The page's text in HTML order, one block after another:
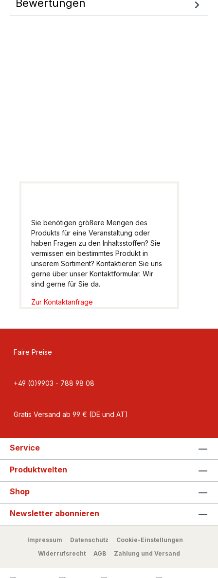
Bewertungen
Sie benötigen größere Mengen des
Produkts für eine Veranstaltung oder
haben Fragen zu den Inhaltsstoffen? Sie
vermissen ein bestimmtes Produkt in
unserem Sortiment? Kontaktieren Sie uns
gerne über unser Kontaktformular. Wir
sind gerne für Sie da.
Zur Kontaktanfrage
Faire Preise
+49 (0)9903 - 788 98 08
Gratis Versand ab 99 € (DE und AT)
Service
Produktwelten
Shop
Newsletter abonnieren
Impressum Datenschutz
Cookie-Einstellungen
Widerrufsrecht
AGB Zahlung und Versand